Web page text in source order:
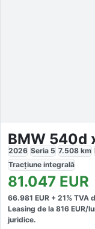
BMW 540d
2026 Seria 5 7.508 km
Tracțiune integrală
81.047 EUR
66.981 EUR + 21% TVA
Leasing de la 816 EUR/
juridice.